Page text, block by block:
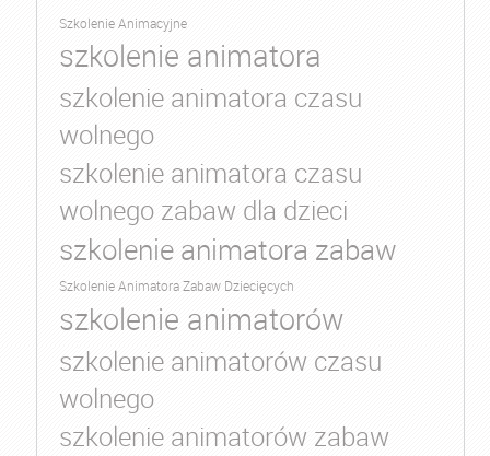
Szkolenie Animacyjne
szkolenie animatora
szkolenie animatora czasu
wolnego
szkolenie animatora czasu
wolnego zabaw dla dzieci
szkolenie animatora zabaw
Szkolenie Animatora Zabaw Dziecięcych
szkolenie animatorów
szkolenie animatorów czasu
wolnego
szkolenie animatorów zabaw